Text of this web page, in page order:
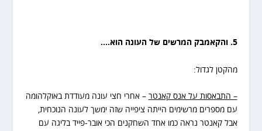
5. והקאמבק המרשים של העונה הוא….
מהקטן לגדול:
– התבאסות על אנס קאנטר – אחרי חצי עונה מעודדת באוקלהומה
עם מספרים מרשימים הייתה ציפייה שזה ימשך לעונה הנוכחית,
אבל קאנטר נראה כמו אחד השחקנים הכי אובר-פייד בליגה עם